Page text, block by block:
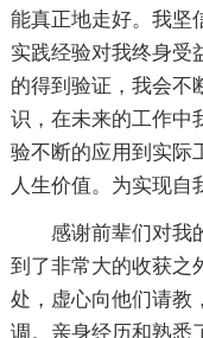
能真正地走好。我坚
实践经验对我终身受
的得到验证，我会不
识，在未来的工作中
验不断的应用到实际
人生价值。为实现自
感谢前辈们对我
到了非常大的收获之
处，虚心向他们请教
调。亲身经历和熟悉